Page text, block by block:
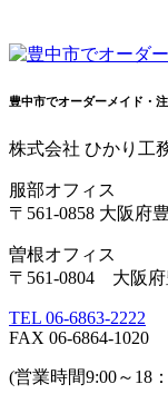
豊中市でオーダーメイド・
株式会社 ひかり工
服部オフィス
〒561-0858 大阪府
曽根オフィス
〒561-0804 大阪府
TEL 06-6863-2222
FAX 06-6864-1020
(営業時間9:00～18